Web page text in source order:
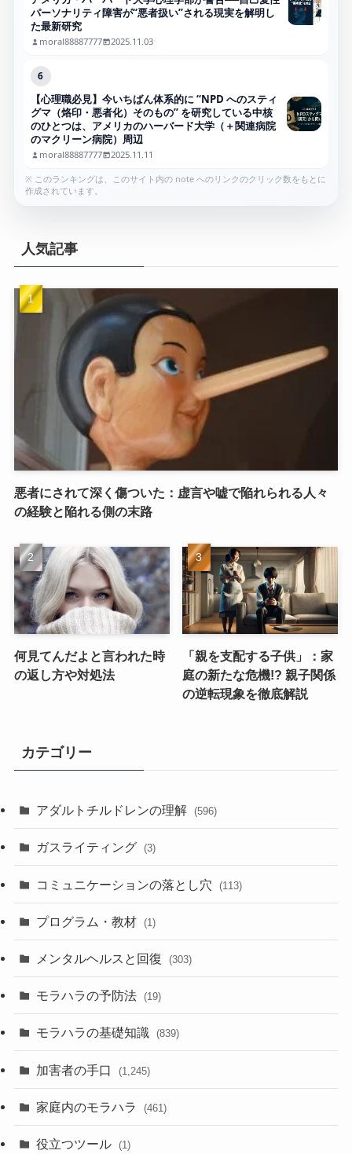
パーソナリティ障害が“悪者扱い”される現実を解明し
た最新研究
moral88887777 2025.11.03
6
【心理職必見】今いちばん体系的に “NPD へのスティ
グマ（烙印・悪者化）そのもの” を研究している中核
のひとつは、アメリカのハーバード大学（＋関連病院
のマクリーン病院）周辺
moral88887777 2025.11.11
※ このランキングは、このサイト内の note へのリンクのクリック数をもとに
作成されています。
人気記事
悪者にされて深く傷ついた：虚言や嘘で陥れられる人々
の経験と陥れる側の末路
何見てんだよと言われた時
の返し方や対処法
「親を支配する子供」：家
庭の新たな危機!? 親子関係
の逆転現象を徹底解説
カテゴリー
アダルトチルドレンの理解 (596)
ガスライティング (3)
コミュニケーションの落とし穴 (113)
プログラム・教材 (1)
メンタルヘルスと回復 (303)
モラハラの予防法 (19)
モラハラの基礎知識 (839)
加害者の手口 (1,245)
家庭内のモラハラ (461)
役立つツール (1)